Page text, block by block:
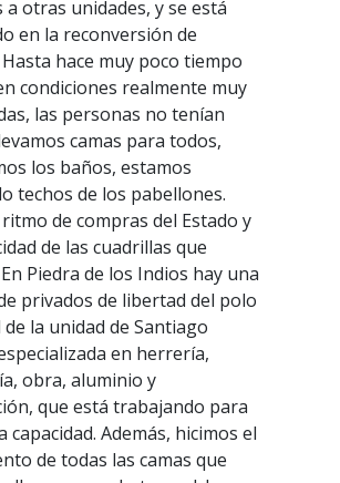
a otras unidades, y se está
en la reconversión de
hace muy poco tiempo
condiciones realmente muy
las personas no tenían
camas para todos,
los baños, estamos
techos de los pabellones.
de compras del Estado y
de las cuadrillas que
Piedra de los Indios hay una
privados de libertad del polo
la unidad de Santiago
en herrería,
obra, aluminio y
que está trabajando para
capacidad. Además, hicimos el
de todas las camas que